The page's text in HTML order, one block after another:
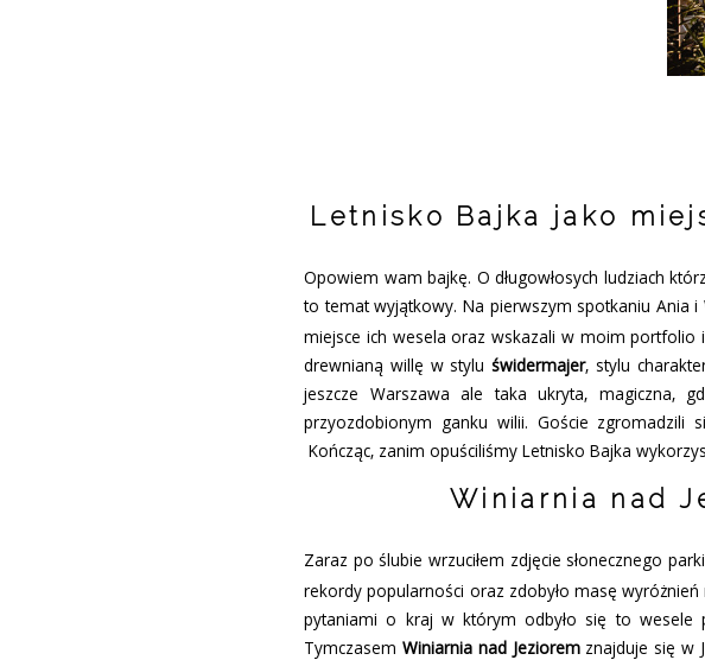
Letnisko Bajka jako
Opowiem wam bajkę. O długowłosych ludziach
to temat wyjątkowy. Na pierwszym spotkaniu Ania
miejsce ich wesela oraz wskazali w moim portfolio
drewnianą willę w styluświdermajer, stylu
jeszcze Warszawa ale taka ukryta, magiczna,
przyozdobionym ganku wilii. Goście zgromadzili
Kończąc, zanim opuściliśmy Letnisko Bajka
Winiarnia nad
Zaraz po ślubie wrzuciłem zdjęcie słonecznego
rekordy popularności oraz zdobyło masę
pytaniami o kraj w którym odbyło się to wesele
Tymczasem Winiarnia nad Jezioremznajduje się w